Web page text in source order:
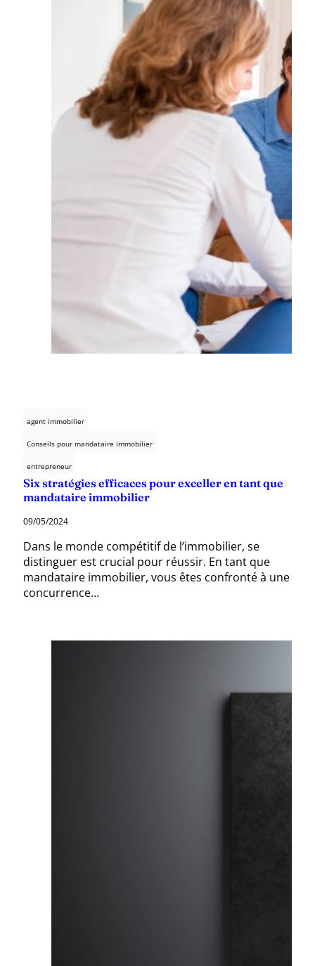
agent immobilier
Conseils pour mandataire immobilier
entrepreneur
Six stratégies efficaces pour exceller en tant que
mandataire immobilier
09/05/2024
Dans le monde compétitif de l’immobilier, se
distinguer est crucial pour réussir. En tant que
mandataire immobilier, vous êtes confronté à une
concurrence…